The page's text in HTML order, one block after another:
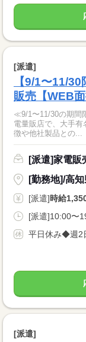
[派遣]
【9/1〜11/
販売【WEB面
≪9/1〜11/30の期間
電量販店で、大手
徴や他社製品との...
[派遣]家電販
[勤務地]/高
[派遣]時給
[派遣]10:00〜
平日休み◆週2
[派遣]